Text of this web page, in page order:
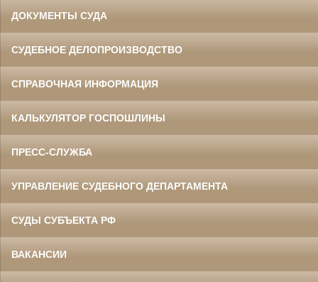
ДОКУМЕНТЫ СУДА
СУДЕБНОЕ ДЕЛОПРОИЗВОДСТВО
СПРАВОЧНАЯ ИНФОРМАЦИЯ
КАЛЬКУЛЯТОР ГОСПОШЛИНЫ
ПРЕСС-СЛУЖБА
УПРАВЛЕНИЕ СУДЕБНОГО ДЕПАРТАМЕНТА
СУДЫ СУБЪЕКТА РФ
ВАКАНСИИ